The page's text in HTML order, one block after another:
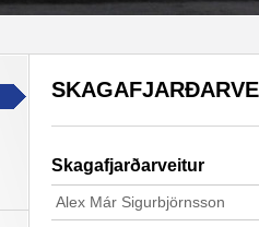
Skagafjarðarveitur
Alex Már Sigurbjörnsson